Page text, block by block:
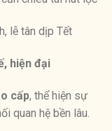
lễ tân dịp Tết
hiện đại
cấp, thể hiện sự
quan hệ bền lâu.